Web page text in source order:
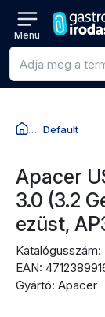
Menü
Termékkeresés
Default
Ugrás a termék
Ugrás az árhoz
Ugrás a
Ugrás az
Apacer
3.0 (3.2
ezüst,
EAN:
Gyártó: Apacer